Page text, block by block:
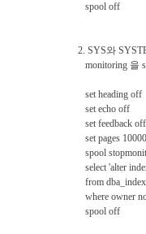
spool off
2. SYS와
monitoring 을
set heading off
set echo off
set feedback off
set pages 10000
spool
select 'alter
from
where owner
spool off